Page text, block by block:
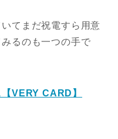
てまだ祝電すら用意
るのも一つの手で
VERY CARD】